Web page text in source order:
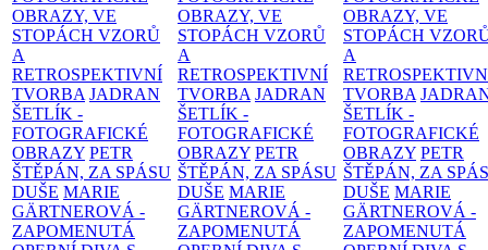
OBRAZY, VE
STOPÁCH VZORŮ
A
RETROSPEKTIVNÍ
TVORBA JADRAN
ŠETLÍK -
FOTOGRAFICKÉ
OBRAZY PETR
ŠTĚPÁN, ZA SPÁSU
DUŠE MARIE
GÄRTNEROVÁ -
ZAPOMENUTÁ
OBRAZY, VE
STOPÁCH VZORŮ
A
RETROSPEKTIVNÍ
TVORBA JADRAN
ŠETLÍK -
FOTOGRAFICKÉ
OBRAZY PETR
ŠTĚPÁN, ZA SPÁSU
DUŠE MARIE
GÄRTNEROVÁ -
ZAPOMENUTÁ
OBRAZY, VE
STOPÁCH
A
TVORBA
ŠETLÍK -
FOTOGRAFICKÉ
OBRAZY PETR
ŠTĚPÁN, ZA
DUŠE MARIE
GÄRTNEROVÁ -
ZAPOMENUTÁ